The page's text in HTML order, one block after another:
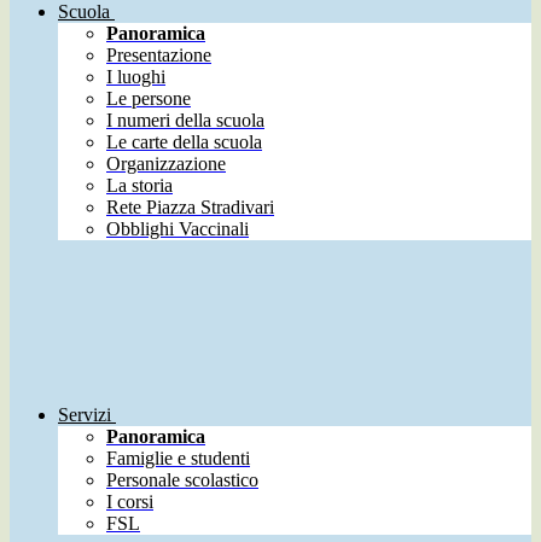
Scuola
Panoramica
Presentazione
I luoghi
Le persone
I numeri della scuola
Le carte della scuola
Organizzazione
La storia
Rete Piazza Stradivari
Obblighi Vaccinali
Servizi
Panoramica
Famiglie e studenti
Personale scolastico
I corsi
FSL